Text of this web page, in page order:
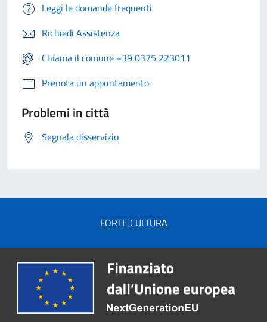
Leggi le domande frequenti
Richiedi Assistenza
Chiama il comune +39 0375 223011
Prenota un appuntamento
Problemi in città
Segnala disservizio
FORTE CULTURA